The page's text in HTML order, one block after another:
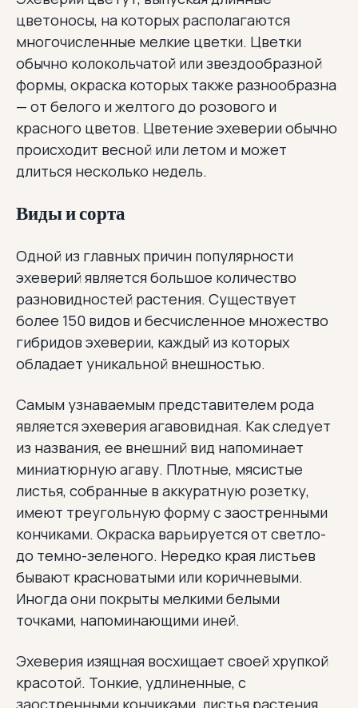
цветоносы, на которых располагаются
многочисленные мелкие цветки. Цветки
обычно колокольчатой или звездообразной
формы, окраска которых также разнообразна
— от белого и желтого до розового и
красного цветов. Цветение эхеверии обычно
происходит весной или летом и может
длиться несколько недель.
Виды и сорта
Одной из главных причин популярности
эхеверий является большое количество
разновидностей растения. Существует
более 150 видов и бесчисленное множество
гибридов эхеверии, каждый из которых
обладает уникальной внешностью.
Самым узнаваемым представителем рода
является эхеверия агавовидная. Как следует
из названия, ее внешний вид напоминает
миниатюрную агаву. Плотные, мясистые
листья, собранные в аккуратную розетку,
имеют треугольную форму с заостренными
кончиками. Окраска варьируется от светло-
до темно-зеленого. Нередко края листьев
бывают красноватыми или коричневыми.
Иногда они покрыты мелкими белыми
точками, напоминающими иней.
Эхеверия изящная восхищает своей хрупкой
красотой. Тонкие, удлиненные, с